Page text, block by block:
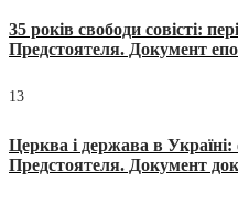
35 років свободи совісті:
Предстоятеля. Документ
13
Церква і держава в
Предстоятеля. Документ